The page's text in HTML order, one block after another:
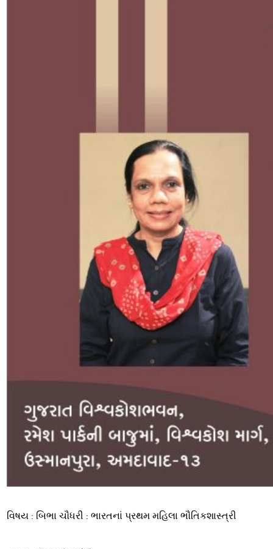
વિષય : બિભા ચૌધરી : ભારતનાં પ્રથમ મહિલા ભૌતિકશાસ્ત્રી